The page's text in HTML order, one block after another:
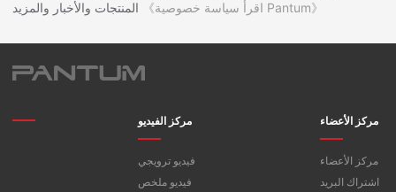
《اقرأ سياسة خصوصية Pantum》
مركز الفيديو
فيديو ترويجي
فيديو ملخص
مركز الأعضاء
مركز الأعضاء
اشتراك البريد